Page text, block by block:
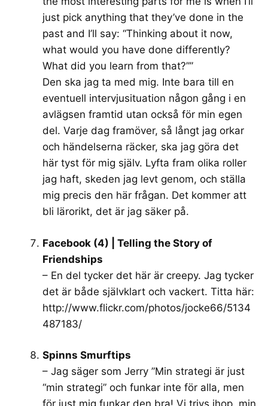
just pick anything that they’ve done in the
past and I’ll say: “Thinking about it now,
what would you have done differently?
What did you learn from that?””
Den ska jag ta med mig. Inte bara till en
eventuell intervjusituation någon gång i en
avlägsen framtid utan också för min egen
del. Varje dag framöver, så långt jag orkar
och händelserna räcker, ska jag göra det
här tyst för mig själv. Lyfta fram olika roller
jag haft, skeden jag levt genom, och ställa
mig precis den här frågan. Det kommer att
bli lärorikt, det är jag säker på.
Facebook (4) | Telling the Story of
Friendships
– En del tycker det här är creepy. Jag tycker
det är både självklart och vackert. Titta här:
http://www.flickr.com/photos/jocke66/5134
487183/
Spinns Smurftips
– Jag säger som Jerry ”Min strategi är just
“min strategi” och funkar inte för alla, men
för just mig funkar den bra! Vi trivs ihop, min